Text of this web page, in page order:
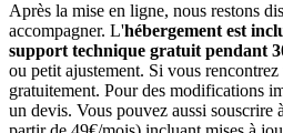
Après la mise en ligne, nous restons
accompagner. L'hébergement est
support technique gratuit pendant
ou petit ajustement. Si vous
gratuitement. Pour des modifications
un devis. Vous pouvez aussi souscrire